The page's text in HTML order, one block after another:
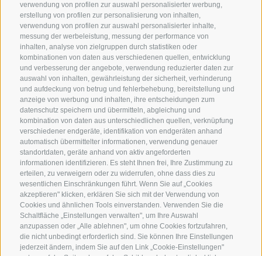
verwendung von profilen zur auswahl personalisierter werbung,
erstellung von profilen zur personalisierung von inhalten,
verwendung von profilen zur auswahl personalisierter inhalte,
messung der werbeleistung, messung der performance von
inhalten, analyse von zielgruppen durch statistiken oder
kombinationen von daten aus verschiedenen quellen, entwicklung
und verbesserung der angebote, verwendung reduzierter daten zur
auswahl von inhalten, gewährleistung der sicherheit, verhinderung
und aufdeckung von betrug und fehlerbehebung, bereitstellung und
anzeige von werbung und inhalten, ihre entscheidungen zum
datenschutz speichern und übermitteln, abgleichung und
kombination von daten aus unterschiedlichen quellen, verknüpfung
verschiedener endgeräte, identifikation von endgeräten anhand
automatisch übermittelter informationen, verwendung genauer
standortdaten, geräte anhand von aktiv angeforderten
informationen identifizieren. Es steht Ihnen frei, Ihre Zustimmung zu
erteilen, zu verweigern oder zu widerrufen, ohne dass dies zu
wesentlichen Einschränkungen führt. Wenn Sie auf „Cookies
akzeptieren" klicken, erklären Sie sich mit der Verwendung von
Cookies und ähnlichen Tools einverstanden. Verwenden Sie die
Schaltfläche „Einstellungen verwalten", um Ihre Auswahl
anzupassen oder „Alle ablehnen", um ohne Cookies fortzufahren,
die nicht unbedingt erforderlich sind. Sie können Ihre Einstellungen
jederzeit ändern, indem Sie auf den Link „Cookie-Einstellungen"
KONTAKT
Superbrown
Via delle Bettine, 40 - 38121 Trento
Tel.:+39 0461 432111
info@superbrown.it
NEWSLETTER ANMELDEN